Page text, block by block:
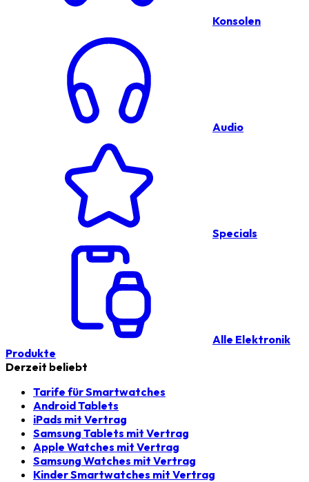
Konsolen
Audio
Specials
Alle Elektronik
Produkte
Derzeit beliebt
Tarife für Smartwatches
Android Tablets
iPads mit Vertrag
Samsung Tablets mit Vertrag
Apple Watches mit Vertrag
Samsung Watches mit Vertrag
Kinder Smartwatches mit Vertrag